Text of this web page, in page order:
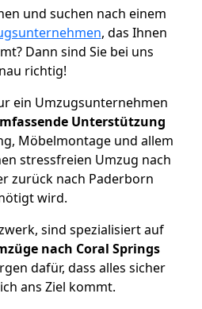
und suchen nach einem
, das Ihnen
Dann sind Sie bei uns
richtig!
ein Umzugsunternehmen
Unterstützung
Möbelmontage und allem
stressfreien Umzug nach
zurück nach Paderborn
wird.
sind spezialisiert auf
nach Coral Springs
dafür, dass alles sicher
ans Ziel kommt.